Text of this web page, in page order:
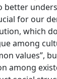
better
for our
which
among
values”,
among